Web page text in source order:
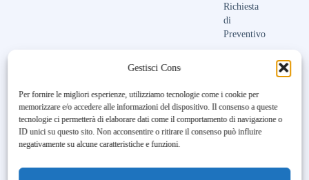
Gestisci Consenso
Per fornire le migliori esperienze, utilizziamo tecnologie come i cookie per
memorizzare e/o accedere alle informazioni del dispositivo. Il consenso a queste
tecnologie ci permetterà di elaborare dati come il comportamento di navigazione o
ID unici su questo sito. Non acconsentire o ritirare il consenso può influire
negativamente su alcune caratteristiche e funzioni.
Richiesta
di
Preventivo
Unfortunately, the 7-day trial
period has expired.Check our
subscription plans! >>